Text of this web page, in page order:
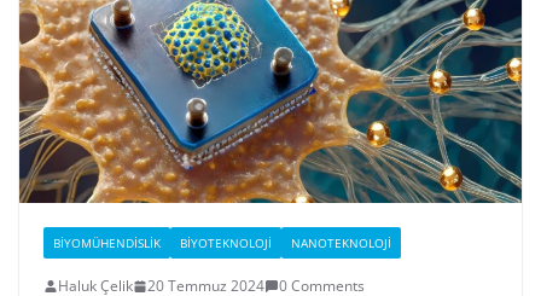
BIYOMÜHENDISLIK BIYOTEKNOLOJI NANOTEKNOLOJI
Haluk Çelik 20 Temmuz 2024
0 Comments